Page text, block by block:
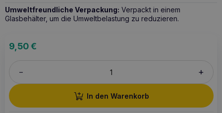
Umweltfreundliche Verpackung: Verpackt in einem
Glasbehälter, um die Umweltbelastung zu reduzieren.
9,50€
– +
In den Warenkorb